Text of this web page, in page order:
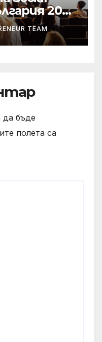
2026
TEAM
да бъде
полета са